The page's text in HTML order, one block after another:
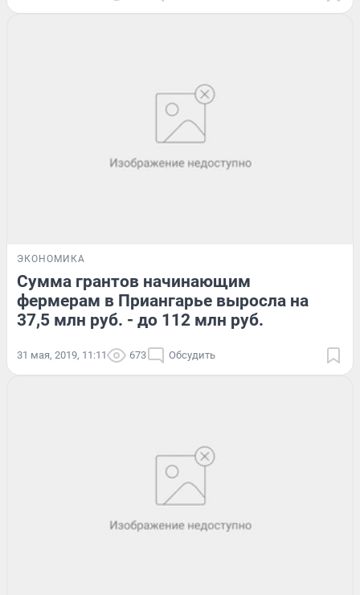
ЭКОНОМИКА
Сумма грантов начинающим
фермерам в Приангарье выросла на
37,5 млн руб. - до 112 млн руб.
31 мая, 2019, 11:11 673 Обсудить